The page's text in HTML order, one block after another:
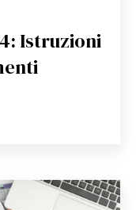
Istruzioni